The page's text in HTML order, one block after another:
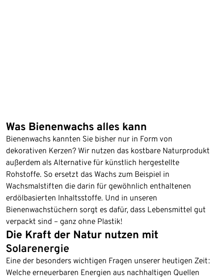
Was Bienenwachs alles kann
Bienenwachs kannten Sie bisher nur in Form von
dekorativen Kerzen? Wir nutzen das kostbare Naturprodukt
außerdem als Alternative für künstlich hergestellte
Rohstoffe. So ersetzt das Wachs zum Beispiel in
Wachsmalstiften die darin für gewöhnlich enthaltenen
erdölbasierten Inhaltsstoffe. Und in unseren
Bienenwachstüchern sorgt es dafür, dass Lebensmittel gut
verpackt sind – ganz ohne Plastik!
Die Kraft der Natur nutzen mit
Solarenergie
Eine der besonders wichtigen Fragen unserer heutigen Zeit:
Welche erneuerbaren Energien aus nachhaltigen Quellen